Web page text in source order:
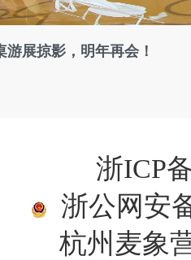
游展掠影，明年再会！
浙ICP
浙公网安
杭州麦象